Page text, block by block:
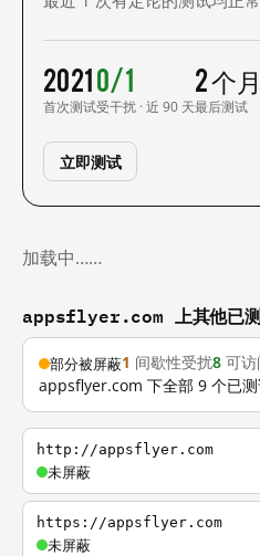
2021
首次测试
0/1
受干扰 · 近 90 天
2 个
最后测试
立即测试
加载中……
appsflyer.com 上其他已测
部分被屏蔽1 间歇性受扰8 可访
appsflyer.com 下全部 9 个已
http://appsflyer.com
未屏蔽
https://appsflyer.com
未屏蔽